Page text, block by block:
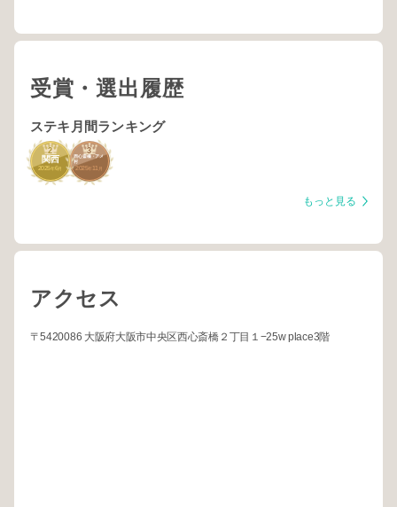
受賞・選出履歴
ステキ月間ランキング
2
関西
2025年 6月
3
西心斎橋・アメ
村
2025年 11
もっと見る
アクセス
〒5420086 大阪府大阪市中央区西心斎橋２丁目１−25w place3階